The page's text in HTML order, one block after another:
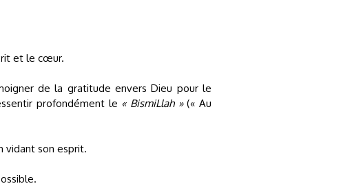
et le cœur.
de la gratitude envers Dieu pour le
profondément le « BismiLlah »(« Au
vidant son esprit.